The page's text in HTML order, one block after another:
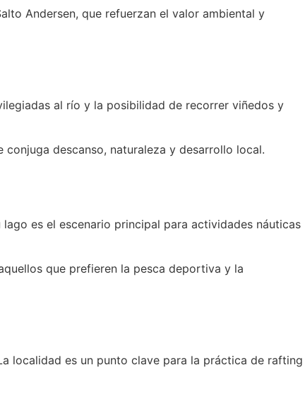
Andersen, que refuerzan el valor ambiental y
al río y la posibilidad de recorrer viñedos y
descanso, naturaleza y desarrollo local.
es el escenario principal para actividades náuticas
que prefieren la pesca deportiva y la
localidad es un punto clave para la práctica de rafting